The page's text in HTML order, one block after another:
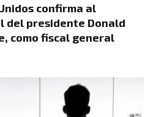
confirma al
del presidente Donald
como fiscal general